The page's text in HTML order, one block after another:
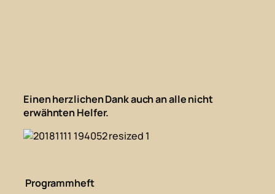
Einen herzlichen Dank auch an alle nicht
erwähnten Helfer.
Programmheft